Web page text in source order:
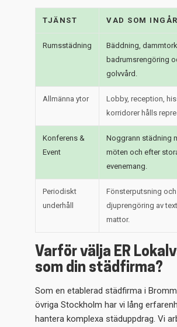
TJÄNST VAD SOM INGÅR
Rumsstädning
Bäddning,
badrumsrengöring
golvvård.
Allmänna ytor
Lobby, reception,
korridorer hålls
Konferens &
Event
Noggrann städning
möten och efter
evenemang.
Periodiskt
underhåll
Fönsterputsning och
djuprengöring av
mattor.
Varför välja ER
som din städfirma?
Som en etablerad städfirma i
övriga Stockholm har vi lång
hantera komplexa städuppdrag. Vi